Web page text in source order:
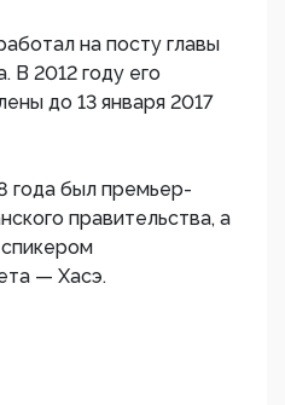
на посту главы
В 2012 году его
до 13 января 2017
года был премьер-
правительства, а
— Хасэ.